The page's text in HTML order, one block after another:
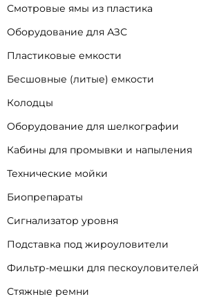
Смотровые ямы из пластика
Оборудование для АЗС
Пластиковые емкости
Бесшовные (литые) емкости
Колодцы
Оборудование для шелкографии
Кабины для промывки и напыления
Технические мойки
Биопрепараты
Сигнализатор уровня
Подставка под жироуловители
Фильтр-мешки для пескоуловителей
Стяжные ремни